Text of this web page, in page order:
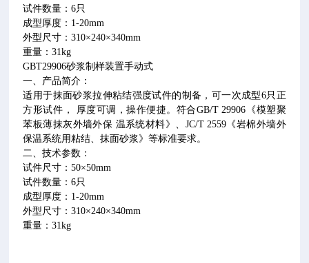
试件数量：6只
成型厚度： 1-20mm
外型尺寸：310×240×340mm
重量：31kg
GBT29906砂浆制样装置手动式
一、产品简介：
适用于抹面砂浆拉伸粘结强度试件的制备，可一次成型6只正
方形试件， 厚度可调，操作便捷。符合GB/T 29906 《模塑聚
苯板薄抹灰外墙外保 温系统材料》、 JC/T 2559 《岩棉外墙外
保温系统用粘结、抹面砂浆》等标准要求。
二、技术参数：
试件尺寸：50×50mm
试件数量：6只
成型厚度： 1-20mm
外型尺寸：310×240×340mm
重量：31kg